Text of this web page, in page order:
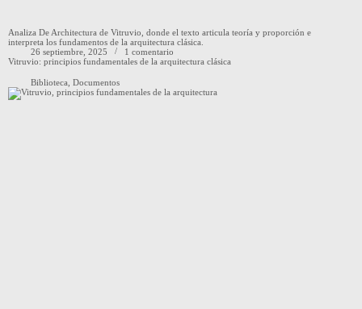
Analiza De Architectura de Vitruvio, donde el texto articula teoría y proporción e
interpreta los fundamentos de la arquitectura clásica.
26 septiembre, 2025
1 comentario
Vitruvio: principios fundamentales de la arquitectura clásica
Biblioteca Documentos